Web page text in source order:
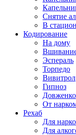
Снятие
В
Кодирование
На дому
Эспераль
Торпедо
Вивитрол
Гипноз
Довженко
От
Рехаб
Для
Для